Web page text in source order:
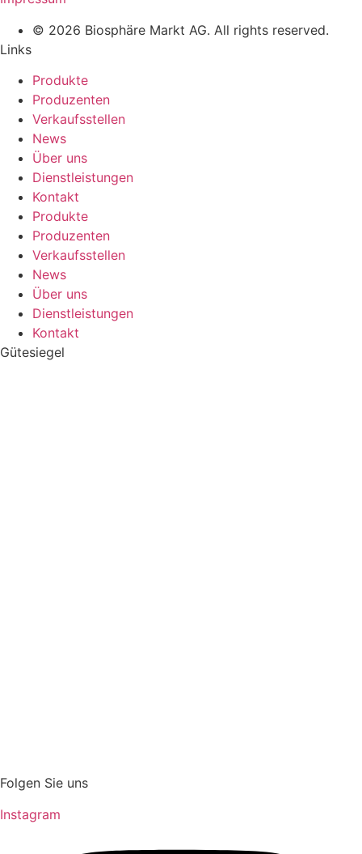
© 2026 Biosphäre Markt AG. All rights reserved.
Links
Produkte
Produzenten
Verkaufsstellen
News
Über uns
Dienstleistungen
Kontakt
Produkte
Produzenten
Verkaufsstellen
News
Über uns
Dienstleistungen
Kontakt
Gütesiegel
Folgen Sie uns
Instagram